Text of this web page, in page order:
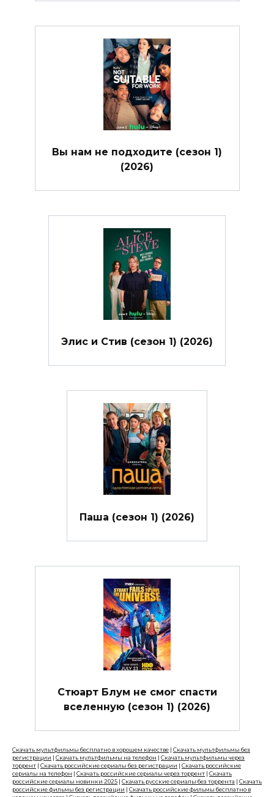
Вы нам не подходите (сезон 1)
(2026)
Элис и Стив (сезон 1) (2026)
Паша (сезон 1) (2026)
Стюарт Блум не смог спасти
вселенную (сезон 1) (2026)
Скачать мультфильмы бесплатно в хорошем качестве | Скачать мультфильмы без
регистрации | Скачать мультфильмы на телефон | Скачать мультфильмы через
торрент | Скачать российские сериалы без регистрации | Скачать российские
сериалы на телефон | Скачать российские сериалы через торрент | Скачать
российские сериалы новинки 2025 | Скачать русские сериалы без торрента | Скачать
российские фильмы без регистрации | Скачать российские фильмы бесплатно в